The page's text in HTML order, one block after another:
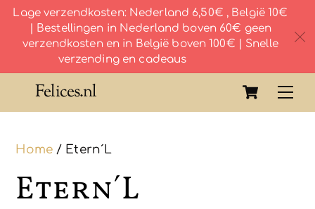
Lage verzendkosten: Nederland 6,50€ , België 10€
| Bestellingen in Nederland boven 60€ geen
verzendkosten en in België boven 100€ | Snelle
verzending en cadeaus
c
Cart
Felices.nl
Home/ Etern´L
Etern´L